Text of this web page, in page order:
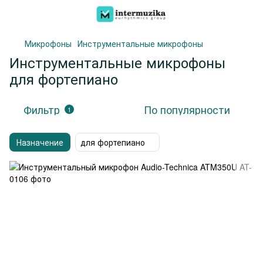
Микрофоны Инструментальные микрофоны
Инструментальные микрофоны
для фортепиано
Фильтр 1 По популярности
Назначение для фортепиано